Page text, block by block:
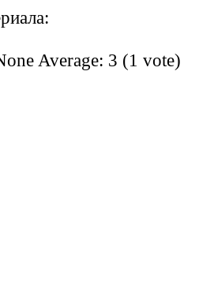
Average: 3 (1 vote)